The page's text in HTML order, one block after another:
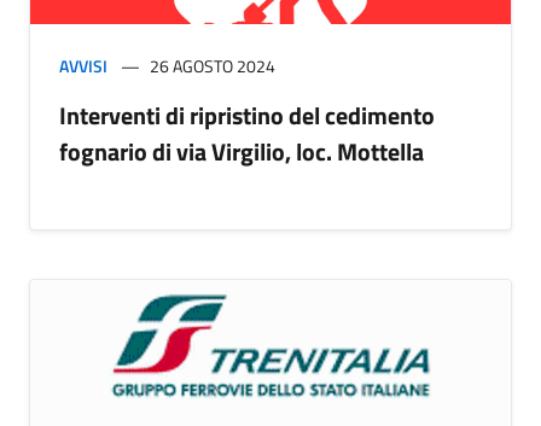
AVVISI 26 AGOSTO 2024
Interventi di ripristino del cedimento
fognario di via Virgilio, loc. Mottella